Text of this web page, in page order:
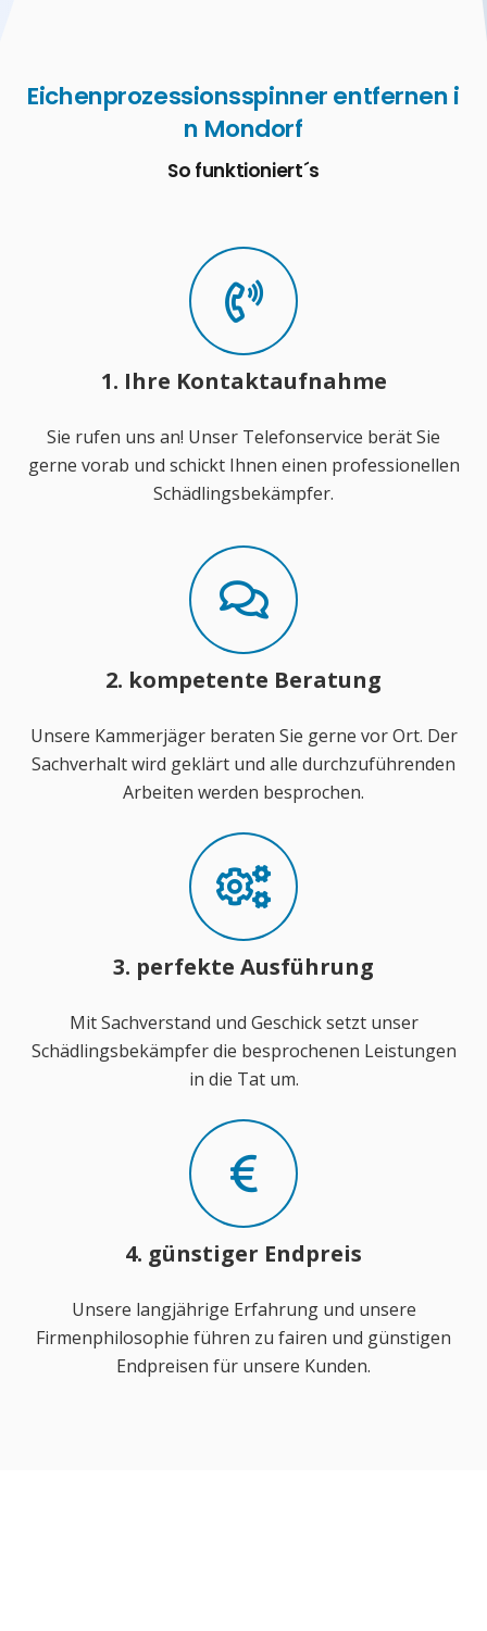
Eichenprozessionsspinner entfernen i
n Mondorf
So funktioniert´s
1. Ihre Kontaktaufnahme
Sie rufen uns an! Unser Telefonservice berät Sie
gerne vorab und schickt Ihnen einen professionellen
Schädlingsbekämpfer.
2. kompetente Beratung
Unsere Kammerjäger beraten Sie gerne vor Ort. Der
Sachverhalt wird geklärt und alle durchzuführenden
Arbeiten werden besprochen.
3. perfekte Ausführung
Mit Sachverstand und Geschick setzt unser
Schädlingsbekämpfer die besprochenen Leistungen
in die Tat um.
4. günstiger Endpreis
Unsere langjährige Erfahrung und unsere
Firmenphilosophie führen zu fairen und günstigen
Endpreisen für unsere Kunden.